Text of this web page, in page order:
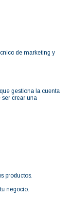
de marketing y
gestiona la cuenta
crear una
productos.
negocio.